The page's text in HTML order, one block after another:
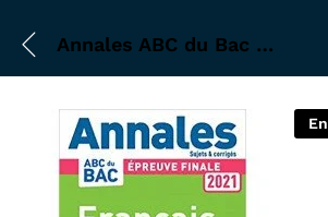
Annales ABC du Bac 2021 Français 1re